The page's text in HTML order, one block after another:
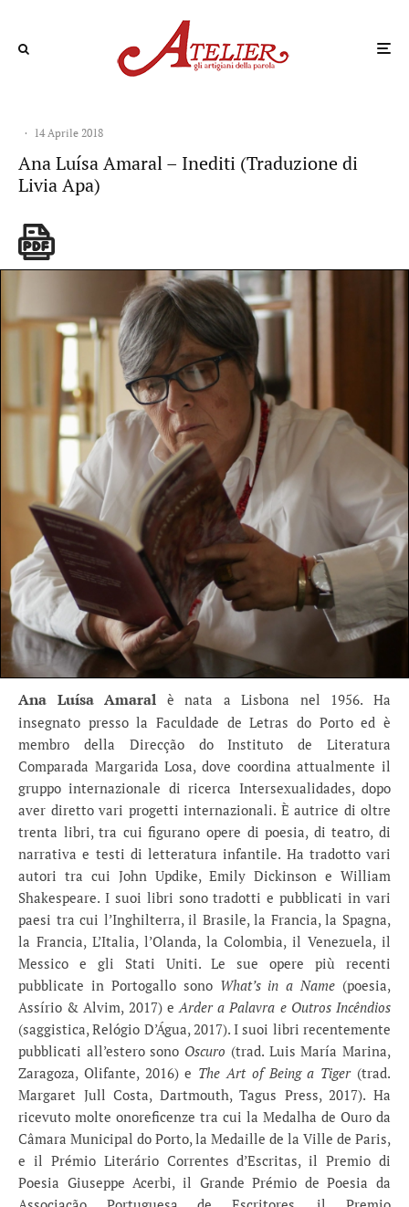
· 14 Aprile 2018
Ana Luísa Amaral – Inediti (Traduzione di
Livia Apa)
Ana Luísa Amaral è nata a Lisbona nel 1956. Ha
insegnato presso la Faculdade de Letras do Porto ed è
membro della Direcção do Instituto de Literatura
Comparada Margarida Losa, dove coordina attualmente il
gruppo internazionale di ricerca Intersexualidades, dopo
aver diretto vari progetti internazionali. È autrice di oltre
trenta libri, tra cui figurano opere di poesia, di teatro, di
narrativa e testi di letteratura infantile. Ha tradotto vari
autori tra cui John Updike, Emily Dickinson e William
Shakespeare. I suoi libri sono tradotti e pubblicati in vari
paesi tra cui l’Inghilterra, il Brasile, la Francia, la Spagna,
la Francia, L’Italia, l’Olanda, la Colombia, il Venezuela, il
Messico e gli Stati Uniti. Le sue opere più recenti
pubblicate in Portogallo sono What’s in a Name (poesia,
Assírio & Alvim, 2017) eArder a Palavra e Outros Incêndios
(saggistica, Relógio D’Água, 2017). I suoi libri recentemente
pubblicati all’estero sono Oscuro (trad. Luis María Marina,
Zaragoza, Olifante, 2016) e The Art of Being a Tiger(trad.
Margaret Jull Costa, Dartmouth, Tagus Press, 2017). Ha
ricevuto molte onoreficenze tra cui la Medalha de Ouro da
Câmara Municipal do Porto, la Medaille de la Ville de Paris,
e il Prémio Literário Correntes d’Escritas, il Premio di
Poesia Giuseppe Acerbi, il Grande Prémio de Poesia da